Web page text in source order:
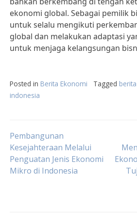
ekonomi global. Sebagai pemilik
untuk selalu mengikuti
global dan melakukan adaptasi
untuk menjaga kelangsungan
Posted in Berita Ekonomi Tagged
indonesia
Post
navigation
Pembangunan
Kesejahteraan Melalui
Penguatan Jenis Ekonomi
Mikro di Indonesia